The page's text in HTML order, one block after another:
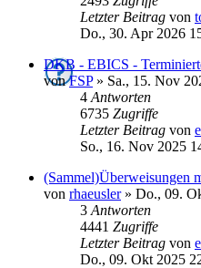
Letzter Beitrag von
Do., 30. Apr 2026
DKB - EBICS -
vonFSP» Sa., 15. Nov
4 Antworten
6735 Zugriffe
Letzter Beitrag von
So., 16. Nov 2025
(Sammel)Überweisungen
von rhaeusler» Do., 09.
3 Antworten
4441 Zugriffe
Letzter Beitrag von
Do., 09. Okt 2025